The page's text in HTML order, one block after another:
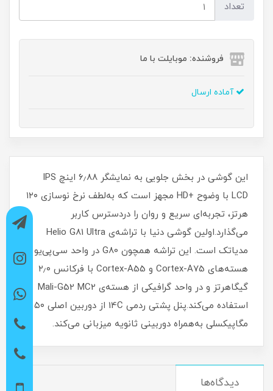
تعداد
فروشنده: موبایلت با ما
آماده ارسال
این گوشی در بخش جلویی به نمایشگر ۶٫۸۸ اینچ IPS
LCD با وضوح +HD مجهز است که به‌لطف نرخ نوسازی ۱۲۰
هرتز، تجربه‌ای سریع و روان را دردسترس کاربر
می‌گذارد.اولین گوشی دنیا با تراشه‌ی Helio G81 Ultra
مدیاتک است. این تراشه همچون G80 در واحد سی‌پی‌یو از
هسته‌های Cortex-A75 و Cortex-A55 با فرکانس ۲٫۰
گیگاهرتز و در واحد گرافیکی از هسته‌ی Mali-G52 MC2
استفاده می‌کند.پنل پشتی ردمی 14C از دوربین اصلی ۵۰
مگاپیکسلی به‌همراه دوربینی ثانویه میزبانی می‌کند.
دیدگاه‌ها